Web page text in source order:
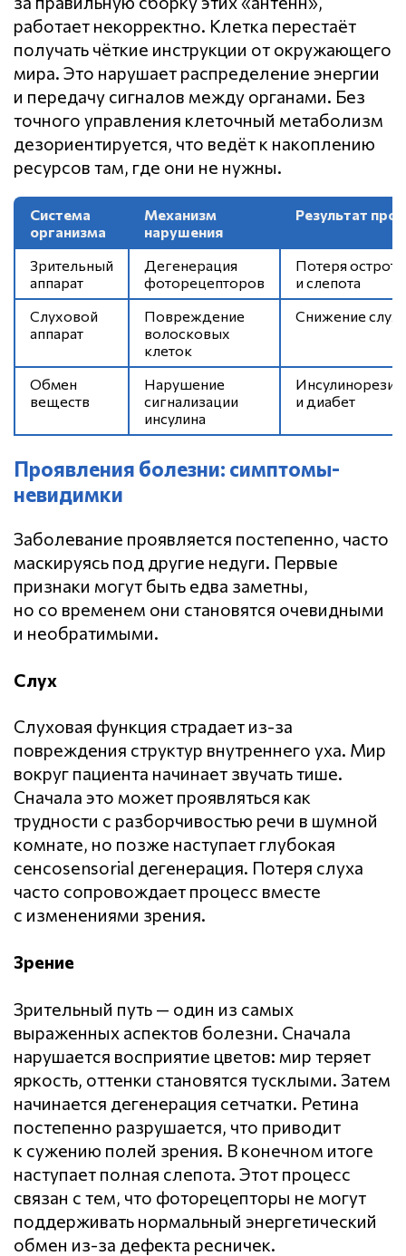
работает некорректно. Клетка перестаёт
получать чёткие инструкции от окружающего
мира. Это нарушает распределение энергии
и передачу сигналов между органами. Без
точного управления клеточный метаболизм
дезориентируется, что ведёт к накоплению
ресурсов там, где они не нужны.
Система
организма
Механизм
нарушения
Результат
Зрительный
аппарат
Дегенерация
фоторецепторов
Потеря
и слепота
Слуховой
аппарат
Повреждение
волосковых
клеток
Снижение слуха
Обмен
веществ
Нарушение
сигнализации
инсулина
и диабет
Проявления болезни: симптомы-
невидимки
Заболевание проявляется постепенно, часто
маскируясь под другие недуги. Первые
признаки могут быть едва заметны,
но со временем они становятся очевидными
и необратимыми.
Слух
Слуховая функция страдает из-за
повреждения структур внутреннего уха. Мир
вокруг пациента начинает звучать тише.
Сначала это может проявляться как
трудности с разборчивостью речи в шумной
комнате, но позже наступает глубокая
сенсоsensorial дегенерация. Потеря слуха
часто сопровождает процесс вместе
с изменениями зрения.
Зрение
Зрительный путь — один из самых
выраженных аспектов болезни. Сначала
нарушается восприятие цветов: мир теряет
яркость, оттенки становятся тусклыми. Затем
начинается дегенерация сетчатки. Ретина
постепенно разрушается, что приводит
к сужению полей зрения. В конечном итоге
наступает полная слепота. Этот процесс
связан с тем, что фоторецепторы не могут
поддерживать нормальный энергетический
обмен из-за дефекта ресничек.